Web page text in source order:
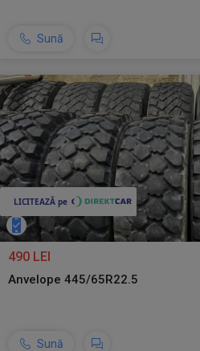
Sună
490 LEI
Anvelope 445/65R22.5
Sună